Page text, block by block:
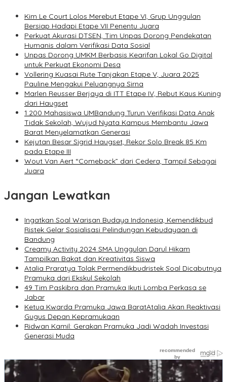
Kim Le Court Lolos Merebut Etape VI, Grup Unggulan
Bersiap Hadapi Etape VII Penentu Juara
Perkuat Akurasi DTSEN, Tim Unpas Dorong Pendekatan
Humanis dalam Verifikasi Data Sosial
Unpas Dorong UMKM Berbasis Kearifan Lokal Go Digital
untuk Perkuat Ekonomi Desa
Vollering Kuasai Rute Tanjakan Etape V, Juara 2025
Pauline Mengakui Peluangnya Sirna
Marlen Reusser Berjaya di ITT Etape IV, Rebut Kaus Kuning
dari Haugset
1.200 Mahasiswa UMBandung Turun Verifikasi Data Anak
Tidak Sekolah, Wujud Nyata Kampus Membantu Jawa
Barat Menyelamatkan Generasi
Kejutan Besar Sigrid Haugset, Rekor Solo Break 85 Km
pada Etape III
Wout Van Aert “Comeback” dari Cedera, Tampil Sebagai
Juara
Jangan Lewatkan
Ingatkan Soal Warisan Budaya Indonesia, Kemendikbud
Ristek Gelar Sosialisasi Pelindungan Kebudayaan di
Bandung
Creamy Activity 2024 SMA Unggulan Darul Hikam
Tampilkan Bakat dan Kreativitas Siswa
Atalia Praratya Tolak Permendikbudristek Soal Dicabutnya
Pramuka dari Ekskul Sekolah
49 Tim Paskibra dan Pramuka Ikuti Lomba Perkasa se
Jabar
Ketua Kwarda Pramuka Jawa BaratAtalia Akan Reaktivasi
Gugus Depan Kepramukaan
Ridwan Kamil: Gerakan Pramuka Jadi Wadah Investasi
Generasi Muda